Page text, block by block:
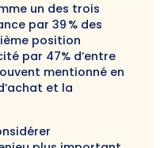
un des trois
par 39 % des
position
par 47% d’entre
mentionné en
et la